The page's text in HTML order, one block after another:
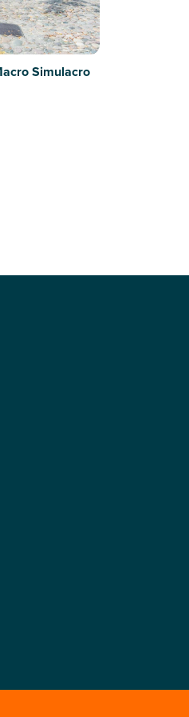
Simulacro